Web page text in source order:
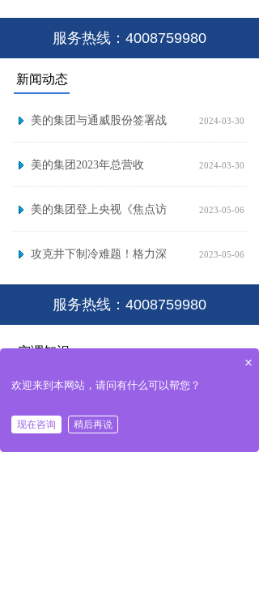
服务热线：4008759980
新闻动态
美的集团与通威股份签署战 2024-03-30
美的集团2023年总营收 2024-03-30
美的集团登上央视《焦点访 2023-05-06
攻克井下制冷难题！格力深 2023-05-06
服务热线：4008759980
空调知识
×
欢迎来到本网站，请问有什么可以帮您？
现在咨询 稍后再说